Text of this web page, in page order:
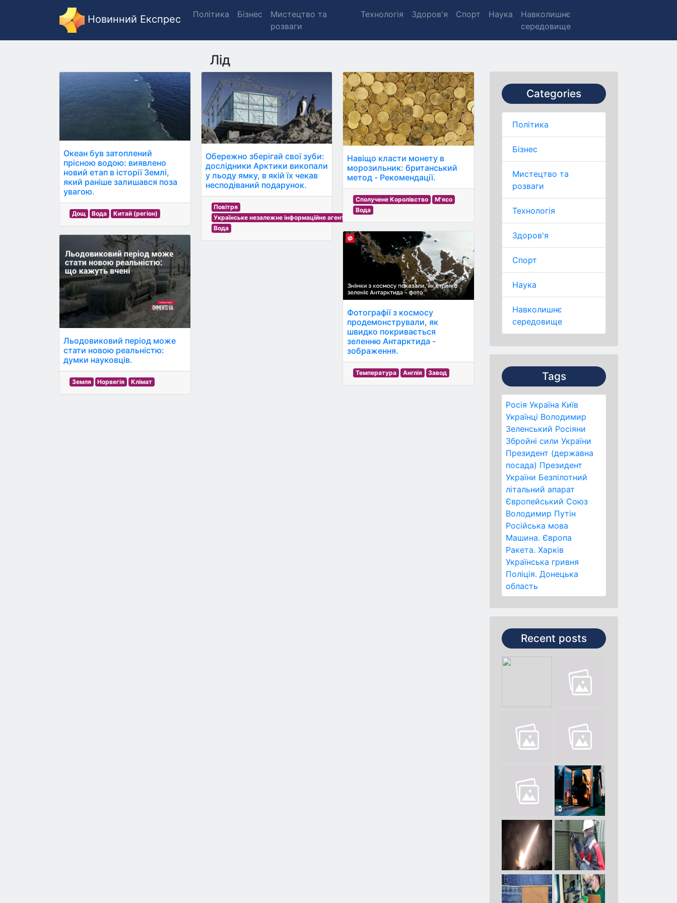
Новинний Експрес Політика Бізнес
Мистецтво та
розваги
Технологія Здоров'я Спорт Наука
Навколишнє
середовище
Лід
Categories
Політика
Бізнес
Мистецтво та
розваги
Технологія
Здоров'я
Спорт
Наука
Навколишнє
середовище
Tags
Росія Україна Київ
Українці Володимир
Зеленський Росіяни
Збройні сили України
Президент (державна
посада) Президент
України Безпілотний
літальний апарат
Європейський Союз
Володимир Путін
Російська мова
Машина. Європа
Ракета. Харків
Українська гривня
Поліція. Донецька
область
Recent posts
Океан був затоплений
прісною водою: виявлено
новий етап в історії Землі,
який раніше залишався поза
увагою.
Дощ Вода Китай (регіон)
Льодовиковий період може
стати новою реальністю:
думки науковців.
Земля Норвегія Клімат
Обережно зберігай свої зуби:
дослідники Арктики викопали
у льоду ямку, в якій їх чекав
несподіваний подарунок.
Повітря
Українське незалежне інформаційне агентство
Вода
Навіщо класти монету в
морозильник: британський
метод - Рекомендації.
Сполучене Королівство
М'ясо
Вода
Фотографії з космосу
продемонстрували, як
швидко покривається
зеленню Антарктида -
зображення.
Температура Англія Завод